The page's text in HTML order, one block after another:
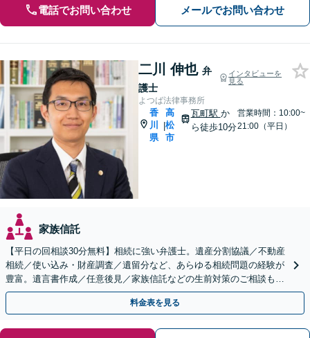
電話でお問い合わせ メールでお問い合わせ
二川 伸也 弁
護士
インタビューを
見る
よつば法律事務所
香
川
県
|
高
松
市
瓦町駅 か
ら徒歩10分
営業時間：10:00~
21:00（平日）
家族信託
【平日の回相談30分無料】相続に強い弁護士。遺産分割協議／不動産
相続／使い込み・財産調査／遺留分など、あらゆる相続問題の経験が
豊富。遺言書作成／任意後見／家族信託などの生前対策のご相談も承
ります【夜間・休日相談可】【個室】【瓦町駅10分】
料金表を見る